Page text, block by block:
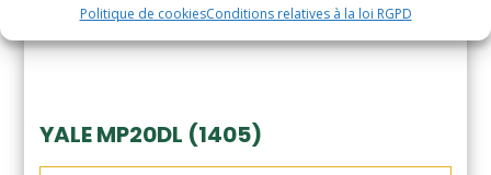
Politique de cookiesConditions relatives à la loi RGPD
YALE MP20DL (1405)